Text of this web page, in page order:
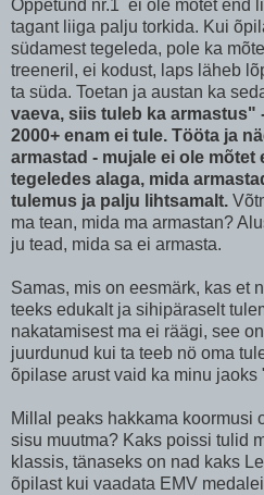
Õppetund nr.1 ei ole mõtet end
tagant liiga palju torkida. Kui
südamest tegeleda, pole ka
treeneril, ei kodust, laps läheb
ta süda. Toetan ja austan ka
vaeva, siis tuleb ka armastus"
2000+ enam ei tule. Tööta ja
armastad - mujale ei ole mõtet
tegeledes alaga, mida
tulemus ja palju lihtsamalt.
ma tean, mida ma armastan?
ju tead, mida sa ei armasta.
Samas, mis on eesmärk, kas et
teeks edukalt ja sihipäraselt
nakatamisest ma ei räägi, see
juurdunud kui ta teeb nö oma
õpilase arust vaid ka minu jaoks
Millal peaks hakkama koormusi
sisu muutma? Kaks poissi tulid
klassis, tänaseks on nad kaks
õpilast kui vaadata EMV